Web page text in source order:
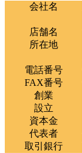
会社名
店舗名
所在地
電話番号
FAX番号
創業
設立
資本金
代表者
取引銀行